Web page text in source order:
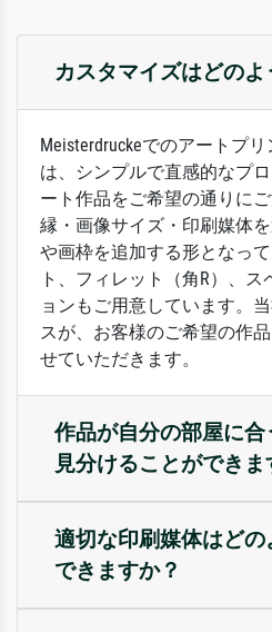
カスタマイズはどの
Meisterdruckeでのアートプ
は、シンプルで直感的なプ
ート作品をご希望の通りに
縁・画像サイズ・印刷媒体
や画枠を追加する形となっ
ト、フィレット（角R）、
ョンもご用意しています。
スが、お客様のご希望の作
せていただきます。
作品が自分の部屋に
見分けることができま
適切な印刷媒体はど
できますか？